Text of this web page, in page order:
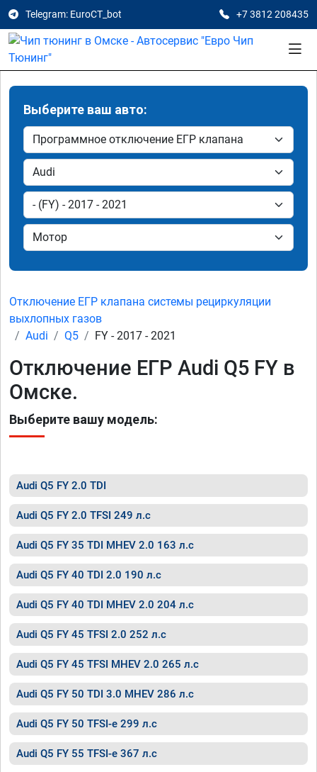
Telegram: EuroCT_bot +7 3812 208435
Выберите ваш авто:
Отключение ЕГР клапана системы рециркуляции
выхлопных газов
Audi
Q5 FY - 2017 - 2021
Отключение ЕГР Audi Q5 FY в
Омске.
Выберите вашу модель:
Audi Q5 FY 2.0 TDI
Audi Q5 FY 2.0 TFSI 249 л.с
Audi Q5 FY 35 TDI MHEV 2.0 163 л.с
Audi Q5 FY 40 TDI 2.0 190 л.с
Audi Q5 FY 40 TDI MHEV 2.0 204 л.с
Audi Q5 FY 45 TFSI 2.0 252 л.с
Audi Q5 FY 45 TFSI MHEV 2.0 265 л.с
Audi Q5 FY 50 TDI 3.0 MHEV 286 л.с
Audi Q5 FY 50 TFSI-e 299 л.с
Audi Q5 FY 55 TFSI-e 367 л.с